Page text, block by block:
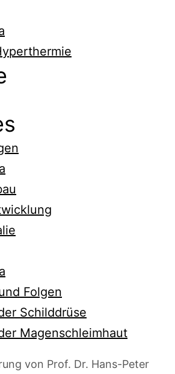
Folgen
Schilddrüse
Magenschleimhaut
von Prof. Dr. Hans-Peter